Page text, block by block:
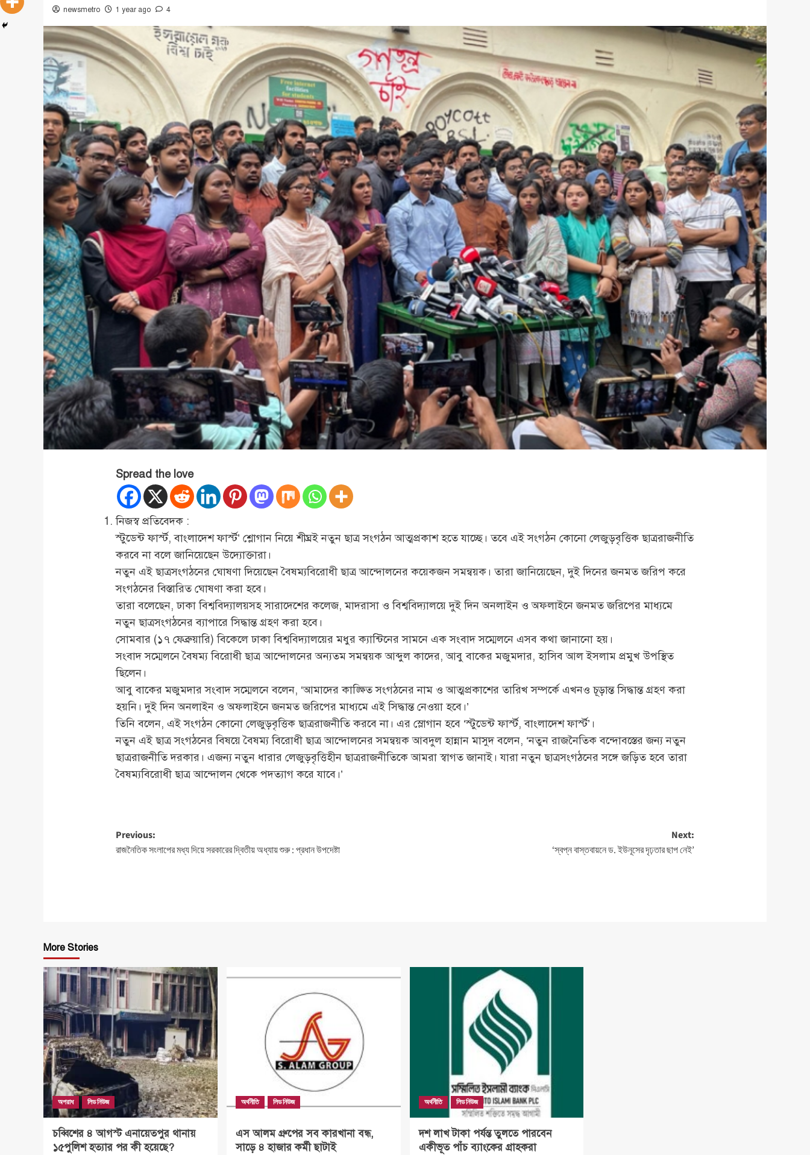
newsmetro 1 year ago 4
Spread the love
নিজস্ব প্রতিবেদক :
স্টুডেন্ট ফার্স্ট, বাংলাদেশ ফার্স্ট’ শ্লোগান নিয়ে শীঘ্রই নতুন ছাত্র সংগঠন আত্মপ্রকাশ হতে যাচ্ছে। তবে এই সংগঠন কোনো লেজুড়বৃত্তিক ছাত্ররাজনীতি
করবে না বলে জানিয়েছেন উদ্যোক্তারা।
নতুন এই ছাত্রসংগঠনের ঘোষণা দিয়েছেন বৈষম্যবিরোধী ছাত্র আন্দোলনের কয়েকজন সমন্বয়ক। তারা জানিয়েছেন, দুই দিনের জনমত জরিপ করে
সংগঠনের বিস্তারিত ঘোষণা করা হবে।
তারা বলেছেন, ঢাকা বিশ্ববিদ্যালয়সহ সারাদেশের কলেজ, মাদরাসা ও বিশ্ববিদ্যালয়ে দুই দিন অনলাইন ও অফলাইনে জনমত জরিপের মাধ্যমে
নতুন ছাত্রসংগঠনের ব্যাপারে সিদ্ধান্ত গ্রহণ করা হবে।
সোমবার (১৭ ফেব্রুয়ারি) বিকেলে ঢাকা বিশ্ববিদ্যালয়ের মধুর ক্যান্টিনের সামনে এক সংবাদ সম্মেলনে এসব কথা জানানো হয়।
সংবাদ সম্মেলনে বৈষম্য বিরোধী ছাত্র আন্দোলনের অন্যতম সমন্বয়ক আব্দুল কাদের, আবু বাকের মজুমদার, হাসিব আল ইসলাম প্রমুখ উপস্থিত
ছিলেন।
আবু বাকের মজুমদার সংবাদ সম্মেলনে বলেন, ‘আমাদের কাঙ্ক্ষিত সংগঠনের নাম ও আত্মপ্রকাশের তারিখ সম্পর্কে এখনও চূড়ান্ত সিদ্ধান্ত গ্রহণ করা
হয়নি। দুই দিন অনলাইন ও অফলাইনে জনমত জরিপের মাধ্যমে এই সিদ্ধান্ত নেওয়া হবে।’
তিনি বলেন, এই সংগঠন কোনো লেজুড়বৃত্তিক ছাত্ররাজনীতি করবে না। এর স্লোগান হবে ‘স্টুডেন্ট ফার্স্ট, বাংলাদেশ ফার্স্ট’।
নতুন এই ছাত্র সংগঠনের বিষয়ে বৈষম্য বিরোধী ছাত্র আন্দোলনের সমন্বয়ক আবদুল হান্নান মাসুদ বলেন, ‘নতুন রাজনৈতিক বন্দোবস্তের জন্য নতুন
ছাত্ররাজনীতি দরকার। এজন্য নতুন ধারার লেজুড়বৃত্তিহীন ছাত্ররাজনীতিকে আমরা স্বাগত জানাই। যারা নতুন ছাত্রসংগঠনের সঙ্গে জড়িত হবে তারা
বৈষম্যবিরোধী ছাত্র আন্দোলন থেকে পদত্যাগ করে যাবে।’
Post
navigation
Previous:
রাজনৈতিক সংলাপের মধ্য দিয়ে সরকারের দ্বিতীয় অধ্যায় শুরু : প্রধান উপদেষ্টা
Next:
‘স্বপ্ন বাস্তবায়নে ড. ইউনূসের দৃঢ়তার ছাপ নেই’
More Stories
অপরাধ লিড নিউজ
চব্বিশের ৪ আগস্ট এনায়েতপুর থানায়
১৫পুলিশ হত্যার পর কী হয়েছে?
অর্থনীতি লিড নিউজ
এস আলম গ্রুপের সব কারখানা বন্ধ,
সাড়ে ৪ হাজার কর্মী ছাটাই
অর্থনীতি লিড নিউজ
দশ লাখ টাকা পর্যন্ত তুলতে পারবেন
একীভূত পাঁচ ব্যাংকের গ্রাহকরা